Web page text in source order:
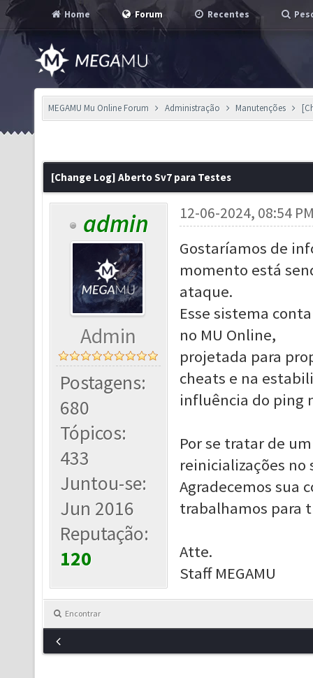
Home Forum Recentes
MEGAMU Mu Online Forum Administração Manutenções
[Change Log] Aberto Sv7 para Testes
admin
Admin
Postagens:
680
Tópicos:
433
Juntou-se:
Jun 2016
Reputação:
120
12-06-2024, 08:54
Gostaríamos de
momento está
ataque.
Esse sistema
no MU Online,
projetada para
cheats e na
influência do ping
Por se tratar de
reinicializações no
Agradecemos sua
trabalhamos para
Atte.
Staff MEGAMU
Encontrar